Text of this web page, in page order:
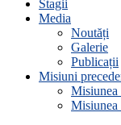
Stagii
Media
Noutăți
Galerie
Publicații
Misiuni
Misiunea
Misiunea